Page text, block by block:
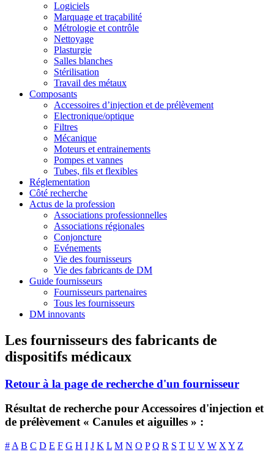
Logiciels
Marquage et traçabilité
Métrologie et contrôle
Nettoyage
Plasturgie
Salles blanches
Stérilisation
Travail des métaux
Composants
Accessoires d’injection et de prélèvement
Electronique/optique
Filtres
Mécanique
Moteurs et entrainements
Pompes et vannes
Tubes, fils et flexibles
Réglementation
Côté recherche
Actus de la profession
Associations professionnelles
Associations régionales
Conjoncture
Evénements
Vie des fournisseurs
Vie des fabricants de DM
Guide fournisseurs
Fournisseurs partenaires
Tous les fournisseurs
DM innovants
Les fournisseurs des fabricants de
dispositifs médicaux
Retour à la page de recherche d'un fournisseur
Résultat de recherche pour Accessoires d'injection et
de prélèvement « Canules et aiguilles » :
# A B C D E F G H I J K L M N O P Q R S T U V W X Y Z